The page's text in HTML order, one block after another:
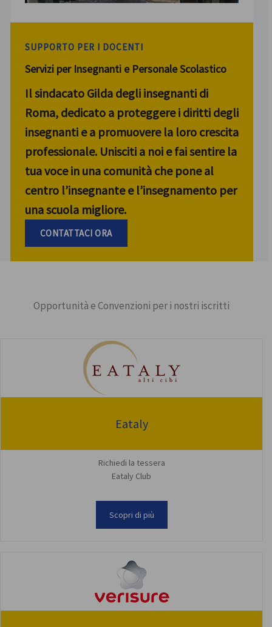
SUPPORTO PER I DOCENTI
Servizi per Insegnanti e Personale Scolastico
Il sindacato Gilda degli insegnanti di
Roma, dedicato a proteggere i diritti degli
insegnanti e a promuovere la loro crescita
professionale. Unisciti a noi e fai sentire la
tua voce in una comunità che pone al
centro l’insegnante e l’insegnamento per
una scuola migliore.
CONTATTACI ORA
Opportunità e Convenzioni per i nostri iscritti
Eataly
Richiedi la tessera
Eataly Club
Scopri di più